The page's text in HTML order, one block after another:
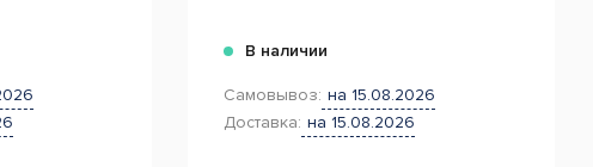
В наличии
Самовывоз: на 15.08.2026
Доставка: на 15.08.2026